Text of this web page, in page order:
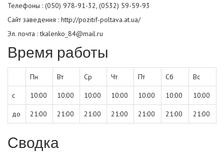
Телефоны : (050) 978-91-32, (0532) 59-59-93
Сайт заведения : http://pozitif-poltava.at.ua/
Эл. почта : tkalenko_84@mail.ru
Время работы
Пн Вт Ср Чт Пт Сб Вс
с 10:00 10:00 10:00 10:00 10:00 10:00 10:00
до 21:00 21:00 21:00 21:00 21:00 21:00 21:00
Сводка